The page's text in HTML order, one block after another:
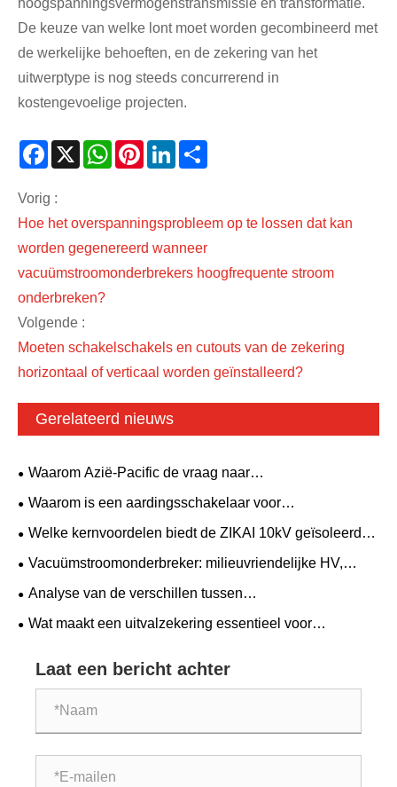
hoogspanningsvermogenstransmissie en transformatie.
De keuze van welke lont moet worden gecombineerd met
de werkelijke behoeften, en de zekering van het
uitwerptype is nog steeds concurrerend in
kostengevoelige projecten.
Facebook
X WhatsAppPinterestLinkedIn
Vorig :
Hoe het overspanningsprobleem op te lossen dat kan
worden gegenereerd wanneer
vacuümstroomonderbrekers hoogfrequente stroom
onderbreken?
Volgende :
Moeten schakelschakels en cutouts van de zekering
horizontaal of verticaal worden geïnstalleerd?
Gerelateerd nieuws
Waarom Azië-Pacific de vraag naar
vacuümstroomonderbrekers leidt terwijl China en India de
Waarom is een aardingsschakelaar voor
schakelapparatuur essentieel voor de moderne
Welke kernvoordelen biedt de ZIKAI 10kV geïsoleerde
hoogspanningshandkar voor stroomdistributiesystemen?
Vacuümstroomonderbreker: milieuvriendelijke HV,
slimme integratie en zeer betrouwbare afdichting – VCB
Analyse van de verschillen tussen
overspanningsbeveiligingen en bliksemafleiders in
Wat maakt een uitvalzekering essentieel voor
Laat een bericht achter